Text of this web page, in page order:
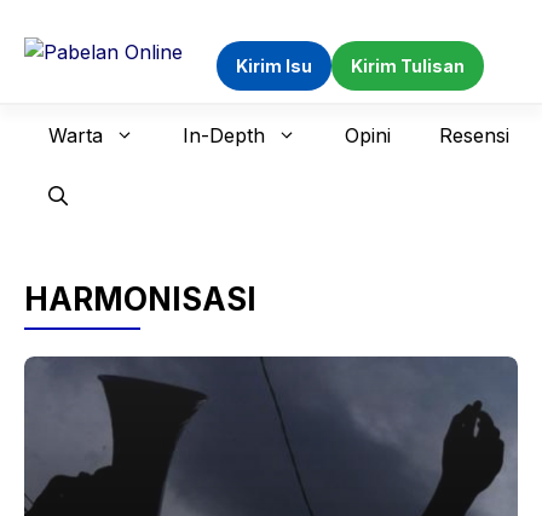
Kirim Isu Kirim Tulisan
Warta In-Depth Opini Resensi
HARMONISASI